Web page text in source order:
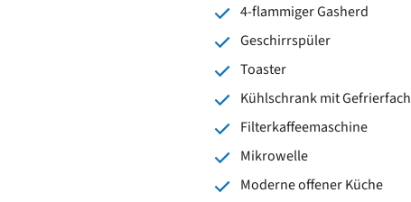
4-flammiger Gasherd
Geschirrspüler
Toaster
Kühlschrank mit Gefrierfach
Filterkaffeemaschine
Mikrowelle
Moderne offener Küche